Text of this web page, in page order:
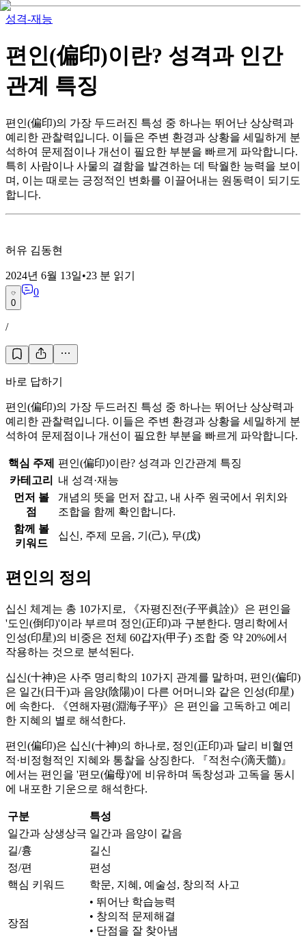
성격-재능
편인(偏印)이란? 성격과 인간
관계 특징
편인(偏印)의 가장 두드러진 특성 중 하나는 뛰어난 상상력과
예리한 관찰력입니다. 이들은 주변 환경과 상황을 세밀하게 분
석하여 문제점이나 개선이 필요한 부분을 빠르게 파악합니다.
특히 사람이나 사물의 결함을 발견하는 데 탁월한 능력을 보이
며, 이는 때로는 긍정적인 변화를 이끌어내는 원동력이 되기도
합니다.
허유 김동현
2024년 6월 13일•23 분 읽기
0
0
/
바로 답하기
편인(偏印)의 가장 두드러진 특성 중 하나는 뛰어난 상상력과
예리한 관찰력입니다. 이들은 주변 환경과 상황을 세밀하게 분
석하여 문제점이나 개선이 필요한 부분을 빠르게 파악합니다.
핵심 주제
편인(偏印)이란? 성격과 인간관계 특징
카테고리
내 성격·재능
먼저 볼
점
개념의 뜻을 먼저 잡고, 내 사주 원국에서 위치와
조합을 함께 확인합니다.
함께 볼
키워드
십신, 주제 모음, 기(己), 무(戊)
편인의 정의
십신 체계는 총 10가지로, 《자평진전(子平眞詮)》은 편인을
'도인(倒印)'이라 부르며 정인(正印)과 구분한다. 명리학에서
인성(印星)의 비중은 전체 60갑자(甲子) 조합 중 약 20%에서
작용하는 것으로 분석된다.
십신(十神)은 사주 명리학의 10가지 관계를 말하며, 편인(偏印)
은 일간(日干)과 음양(陰陽)이 다른 어머니와 같은 인성(印星)
에 속한다. 《연해자평(淵海子平)》은 편인을 고독하고 예리
한 지혜의 별로 해석한다.
편인(偏印)은 십신(十神)의 하나로, 정인(正印)과 달리 비혈연
적·비정형적인 지혜와 통찰을 상징한다. 『적천수(滴天髓)』
에서는 편인을 '편모(偏母)'에 비유하며 독창성과 고독을 동시
에 내포한 기운으로 해석한다.
구분
특성
일간과 상생상극 일간과 음양이 같음
길/흉
길신
정/편
편성
핵심 키워드
학문, 지혜, 예술성, 창의적 사고
장점
• 뛰어난 학습능력
• 창의적 문제해결
• 단점을 잘 찾아냄